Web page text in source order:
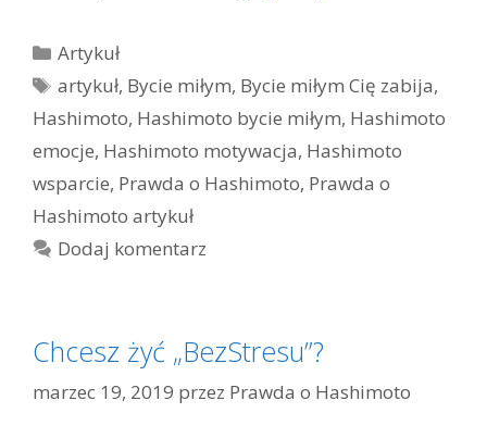
Kategorie
Artykuł
Tagi
artykuł, Bycie miłym, Bycie miłym Cię zabija,
Hashimoto, Hashimoto bycie miłym, Hashimoto
emocje, Hashimoto motywacja, Hashimoto
wsparcie, Prawda o Hashimoto, Prawda o
Hashimoto artykuł
Dodaj komentarz
Chcesz żyć „BezStresu”?
marzec 19, 2019 przez Prawda o Hashimoto